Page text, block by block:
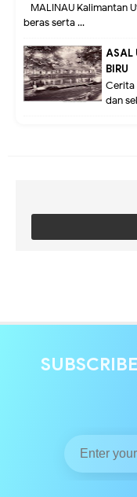
MALINAU Kalimantan
beras serta ...
ASAL
BIRU
Cerita
dan
SUBSCRIBE